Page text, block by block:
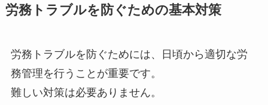
労務トラブルを防ぐための基本対策
労務トラブルを防ぐためには、日頃から適切な労
務管理を行うことが重要です。
難しい対策は必要ありません。